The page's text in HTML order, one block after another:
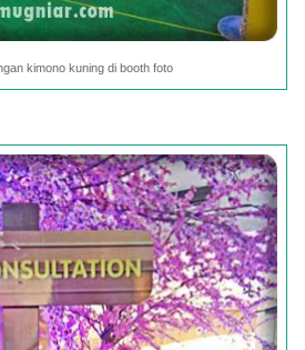
kimono kuning di booth foto